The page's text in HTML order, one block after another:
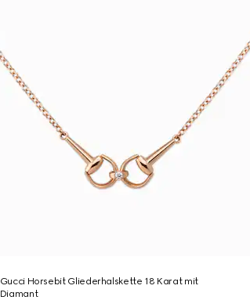
Gucci Horsebit Gliederhalskette 18 Karat mit
Diamant